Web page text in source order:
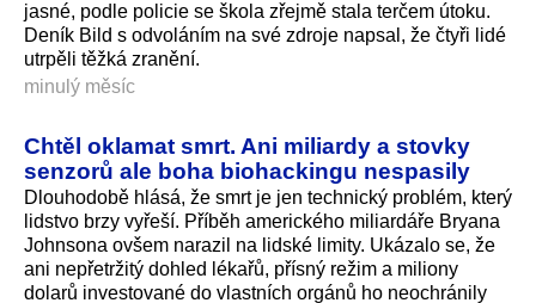
jasné, podle policie se škola zřejmě stala terčem útoku.
Deník Bild s odvoláním na své zdroje napsal, že čtyři lidé
utrpěli těžká zranění.
minulý měsíc
Chtěl oklamat smrt. Ani miliardy a stovky
senzorů ale boha biohackingu nespasily
Dlouhodobě hlásá, že smrt je jen technický problém, který
lidstvo brzy vyřeší. Příběh amerického miliardáře Bryana
Johnsona ovšem narazil na lidské limity. Ukázalo se, že
ani nepřetržitý dohled lékařů, přísný režim a miliony
dolarů investované do vlastních orgánů ho neochránily